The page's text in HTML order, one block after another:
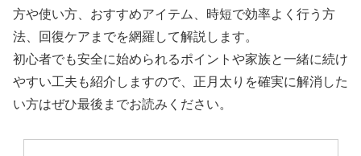
方や使い方、おすすめアイテム、時短で効率よく行う方
法、回復ケアまでを網羅して解説します。
初心者でも安全に始められるポイントや家族と一緒に続け
やすい工夫も紹介しますので、正月太りを確実に解消した
い方はぜひ最後までお読みください。